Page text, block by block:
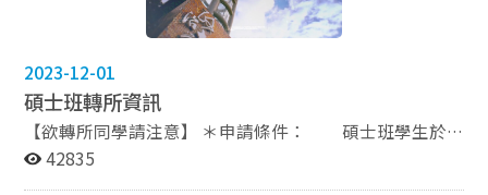
2023-12-01
碩士班轉所資訊
【欲轉所同學請注意】 ＊申請條件： 碩士班學生於
修業第二學年開始前，經原肄業所及擬轉入所雙方主管同
42835